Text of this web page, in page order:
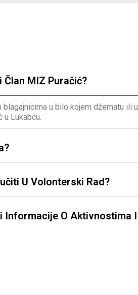
MIZ Puračić?
u bilo kojem džematu ili u
u Lukabcu.
U Volonterski Rad?
Informacije O Aktivnostima I